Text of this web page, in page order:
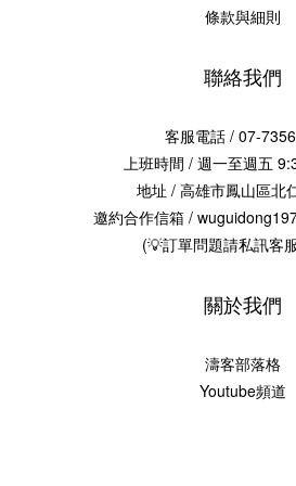
條款與細則
聯絡我們
客服電話 / 07-
上班時間 / 週一至週五
地址 / 高雄市鳳山區北
邀約合作信箱 /
(💡訂單問題請私訊客
關於我們
濤客部落格
Youtube頻道